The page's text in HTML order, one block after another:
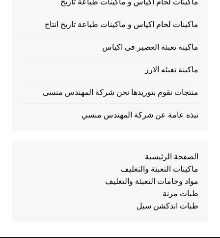
ماكينات لحام اكياس و ماكينات طباعة تاريخ
ماكينات لحام اكياس و ماكينات طباعة تاريخ انتاج
ماكينة تعبئة العصير فى اكياس
ماكينة تعبئه الارز
منتجات نقوم بتوريدها نحن شركة المهندس منسى
نبذه عامة عن شركة المهندس منسي
الصفحة الرئيسية
ماكينات التعبئة والتغليف
مواد وخامات التعبئة والتغليف
طبات مرنة
طبات اندكشن سيل